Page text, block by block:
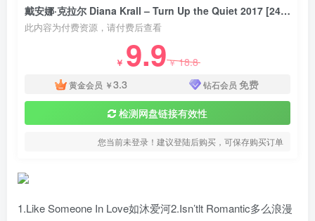
戴安娜·克拉尔 Diana Krall – Turn Up the Quiet 2017 [24bit/192khz] [Hi-Res Flac 1.88G]
此内容为付费资源，请付费后查看
￥ 9.9￥18.8
黄金会员 ￥3.3 钻石会员 免费
检测网盘链接有效性
您当前未登录！建议登陆后购买，可保存购买订单
1.Like Someone In Love如沐爱河2.Isn’tlt Romantic多么浪漫